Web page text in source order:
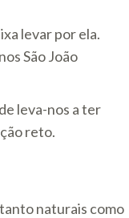
levar por ela.
São João
leva-nos a ter
reto.
naturais como